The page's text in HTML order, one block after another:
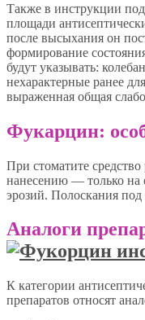
Также в инструкции
площади
после высыхания он
формирование
будут указывать:
нехарактерные ранее
выраженная общая
Фукарцин:
При стоматите
нанесению — только на
эрозий. Полоскания под
Аналоги
К категории
препаратов относят